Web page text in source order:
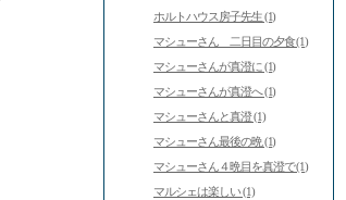
ホルトハウス房子先生 (1)
マシューさん 二日目の夕食 (1)
マシューさんが真澄に (1)
マシューさんが真澄へ (1)
マシューさんと真澄 (1)
マシューさん最後の晩 (1)
マシューさん４晩目を真澄で (1)
マルシェは楽しい (1)